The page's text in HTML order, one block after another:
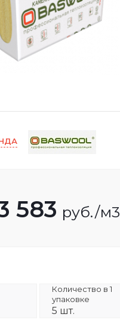
583 руб./м3
Количество в 1
упаковке
5 шт.